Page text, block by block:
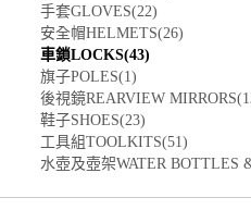
手套GLOVES(22)
安全帽HELMETS(26)
車鎖LOCKS(43)
旗子POLES(1)
後視鏡REARVIEW
鞋子SHOES(23)
工具組TOOLKITS(51)
水壺及壺架WATER BOTTLES